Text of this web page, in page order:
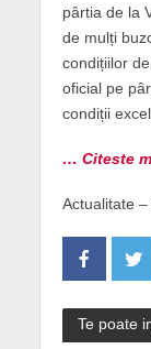
pârtia de la
de mulți
condițiilor
oficial pe
condiții
… Citeste
Actualitate
Te poate